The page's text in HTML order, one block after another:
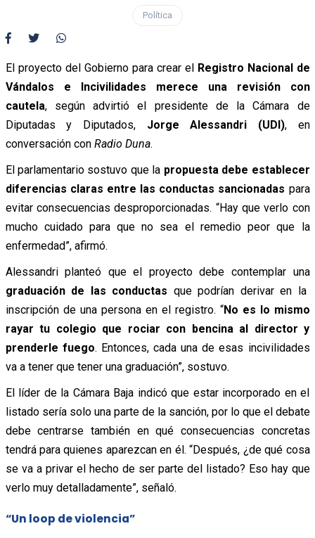
Política
El proyecto del Gobierno para crear el Registro Nacional de
Vándalos e Incivilidades merece una revisión con
cautela, según advirtió el presidente de la Cámara de
Diputadas y Diputados, Jorge Alessandri (UDI), en
conversación con Radio Duna.
El parlamentario sostuvo que la propuesta debe establecer
diferencias claras entre las conductas sancionadas para
evitar consecuencias desproporcionadas. “Hay que verlo con
mucho cuidado para que no sea el remedio peor que la
enfermedad”, afirmó.
Alessandri planteó que el proyecto debe contemplar una
graduación de las conductas que podrían derivar en la
inscripción de una persona en el registro. “No es lo mismo
rayar tu colegio que rociar con bencina al director y
prenderle fuego. Entonces, cada una de esas incivilidades
va a tener que tener una graduación”, sostuvo.
El líder de la Cámara Baja indicó que estar incorporado en el
listado sería solo una parte de la sanción, por lo que el debate
debe centrarse también en qué consecuencias concretas
tendrá para quienes aparezcan en él. “Después, ¿de qué cosa
se va a privar el hecho de ser parte del listado? Eso hay que
verlo muy detalladamente”, señaló.
“Un loop de violencia”